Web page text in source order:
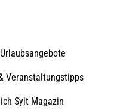
Veranstaltungstipps
Sylt Magazin